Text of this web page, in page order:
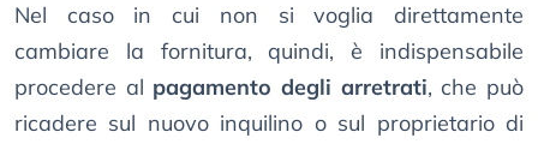
Nel caso in cui non si voglia direttamente
cambiare la fornitura, quindi, è indispensabile
procedere al pagamento degli arretrati, che può
ricadere sul nuovo inquilino o sul proprietario di